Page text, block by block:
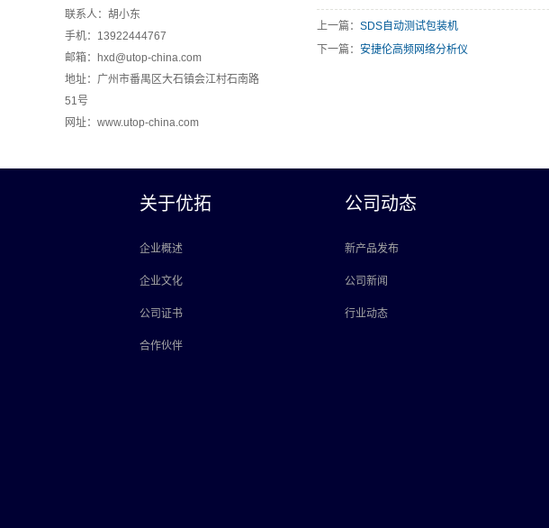
联系人：胡小东
手机：13922444767
邮箱：hxd@utop-china.com
地址：广州市番禺区大石镇会江村石南路
51号
网址： www.utop-china.com
上一篇： SDS自动测试包装机
下一篇： 安捷伦高频网络分析仪
关于优拓
企业概述
企业文化
公司证书
合作伙伴
公司动态
新产品发布
公司新闻
行业动态